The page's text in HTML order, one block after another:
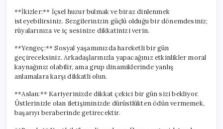
**İkizler:** İçsel huzur bulmak ve biraz dinlenmek
isteyebilirsiniz. Sezgilerinizin güçlü olduğu bir dönemdesiniz;
rüyalarınıza ve iç sesinize dikkatinizi verin.
**Yengeç:** Sosyal yaşamınızda hareketli bir gün
geçireceksiniz. Arkadaşlarınızla yapacağınız etkinlikler moral
kaynağınız olabilir, ama grup dinamiklerinde yanlış
anlamalara karşı dikkatli olun.
**Aslan:** Kariyerinizde dikkat çekici bir gün sizi bekliyor.
Üstlerinizle olan iletişiminizde dürüstlükten ödün vermemek,
başarıyı beraberinde getirecektir.